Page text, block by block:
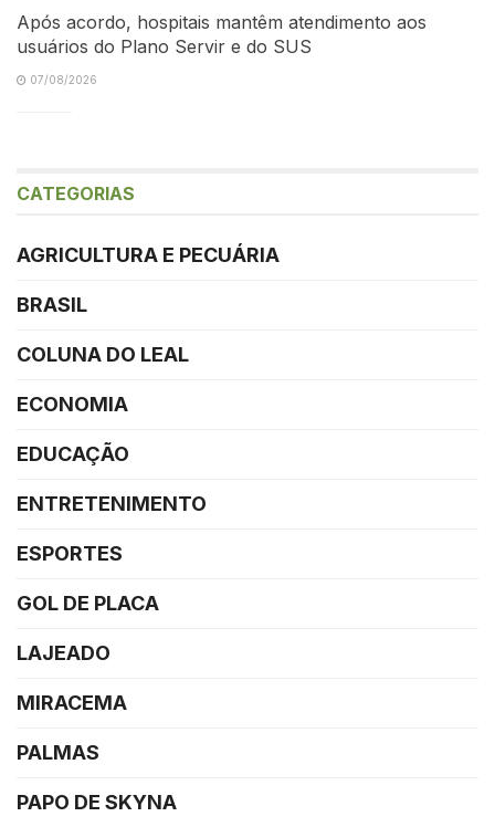
Após acordo, hospitais mantêm atendimento aos
usuários do Plano Servir e do SUS
07/08/2026
CATEGORIAS
AGRICULTURA E PECUÁRIA
BRASIL
COLUNA DO LEAL
ECONOMIA
EDUCAÇÃO
ENTRETENIMENTO
ESPORTES
GOL DE PLACA
LAJEADO
MIRACEMA
PALMAS
PAPO DE SKYNA